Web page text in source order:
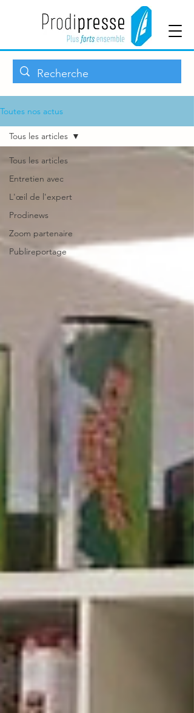
Toutes nos actus
Tous les articles
Entretien avec
L'œil de l'expert
Prodinews
Zoom partenaire
Publireportage
Tous les articles